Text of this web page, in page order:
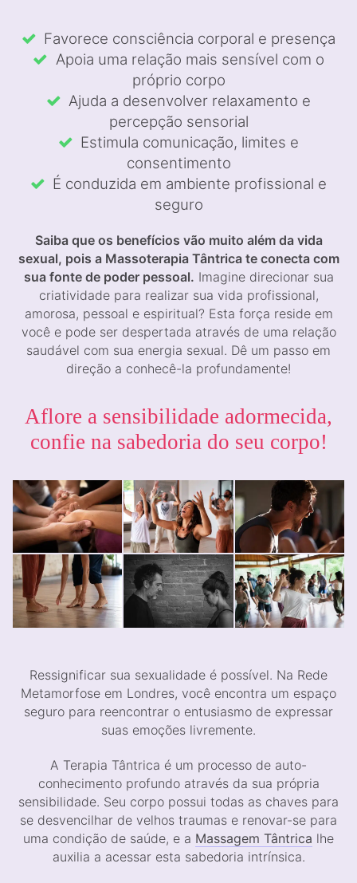
Favorece consciência corporal e presença
Apoia uma relação mais sensível com o
próprio corpo
Ajuda a desenvolver relaxamento e
percepção sensorial
Estimula comunicação, limites e
consentimento
É conduzida em ambiente profissional e
seguro
Saiba que os benefícios vão muito além da vida
sexual, pois a Massoterapia Tântrica te conecta com
sua fonte de poder pessoal. Imagine direcionar sua
criatividade para realizar sua vida profissional,
amorosa, pessoal e espiritual? Esta força reside em
você e pode ser despertada através de uma relação
saudável com sua energia sexual. Dê um passo em
direção a conhecê-la profundamente!
Aflore a sensibilidade adormecida,
confie na sabedoria do seu corpo!
Ressignificar sua sexualidade é possível. Na Rede
Metamorfose em Londres, você encontra um espaço
seguro para reencontrar o entusiasmo de expressar
suas emoções livremente.
A Terapia Tântrica é um processo de auto-
conhecimento profundo através da sua própria
sensibilidade. Seu corpo possui todas as chaves para
se desvencilhar de velhos traumas e renovar-se para
uma condição de saúde, e a Massagem Tântrica lhe
auxilia a acessar esta sabedoria intrínsica.